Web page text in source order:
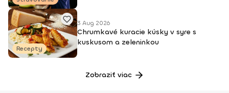
Recepty
3 Aug 2026
Chrumkavé kuracie kúsky v syre s
kuskusom a zeleninkou
Zobraziť viac